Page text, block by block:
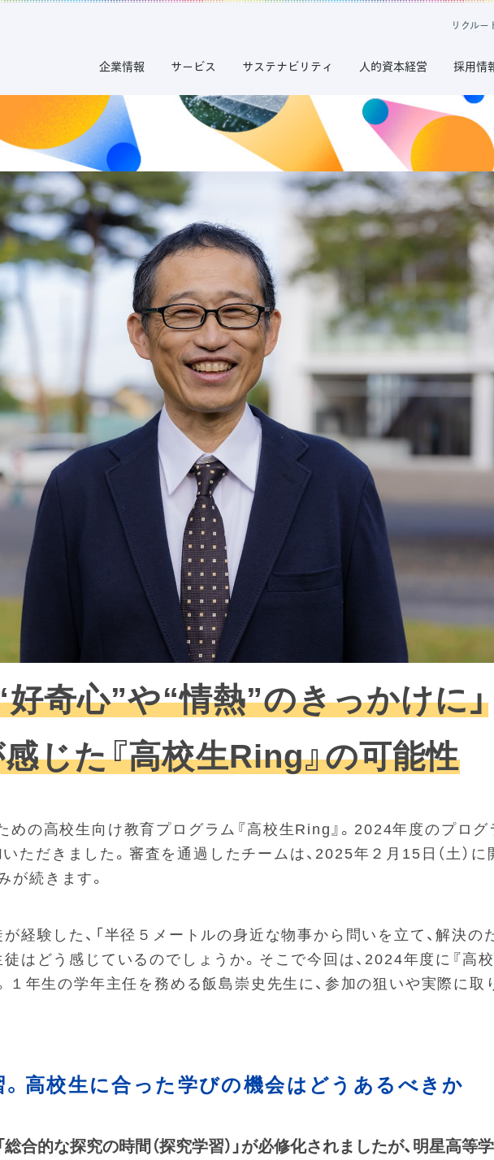
新
規
ブ
く
リ
ク
ル
ー
ト
ホ
ー
ル
デ
ィ
ス
サ
イ
ト
ち
リ クルー
企業情報 サービス サステナビリティ 人的資本経営 採用情
好奇心”や“情熱”のきっかけに」
じた『高校生Ring』の可能性
の高校生向け教育プログラム『高校生Ring』。2024年度のプログ
ただきました。審査を通過したチームは、2025年２月15日（土）に
が続きます。
経験した、「半径５メートルの身近な物事から問いを立て、解決の
はどう感じているのでしょうか。そこで今回は、2024年度に『高
１年生の学年主任を務める飯島崇史先生に、参加の狙いや実際に
高校生に合った学びの機会はどうあるべきか
合的な探究の時間（探究学習）」が必修化されましたが、明星高等